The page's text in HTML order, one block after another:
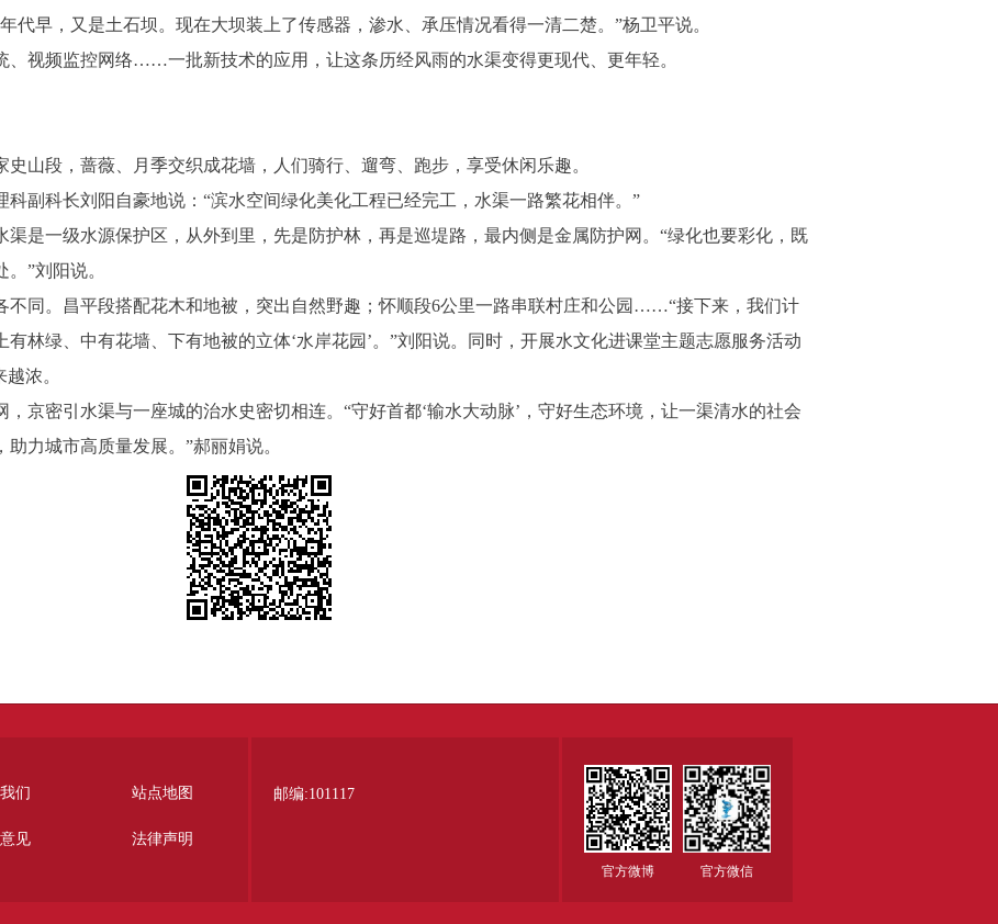
早，又是土石坝。现在大坝装上了传感器，渗水、承压情况看得一清二楚。”杨卫平说。
视频监控网络……一批新技术的应用，让这条历经风雨的水渠变得更现代、更年轻。
段，蔷薇、月季交织成花墙，人们骑行、遛弯、跑步，享受休闲乐趣。
科长刘阳自豪地说：“滨水空间绿化美化工程已经完工，水渠一路繁花相伴。”
一级水源保护区，从外到里，先是防护林，再是巡堤路，最内侧是金属防护网。“绿化也要彩化，既
”刘阳说。
同。昌平段搭配花木和地被，突出自然野趣；怀顺段6公里一路串联村庄和公园……“接下来，我们计
林绿、中有花墙、下有地被的立体‘水岸花园’。”刘阳说。同时，开展水文化进课堂主题志愿服务活动
浓。
密引水渠与一座城的治水史密切相连。“守好首都‘输水大动脉’，守好生态环境，让一渠清水的社会
力城市高质量发展。”郝丽娟说。
们 站点地图
见 法律声明
邮编:101117
官方微博 官方微信